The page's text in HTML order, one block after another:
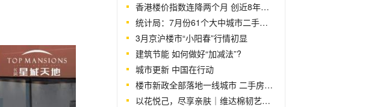
香港楼价指数连降两个月 创近8年新低
统计局：7月份61个大中城市二手房价同比
3月京沪楼市“小阳春”行情初显
建筑节能 如何做好“加减法”?
城市更新 中国在行动
楼市新政全部落地一线城市 二手房成交
以花悦己，尽享亲肤｜维达棉韧艺术款纸巾定